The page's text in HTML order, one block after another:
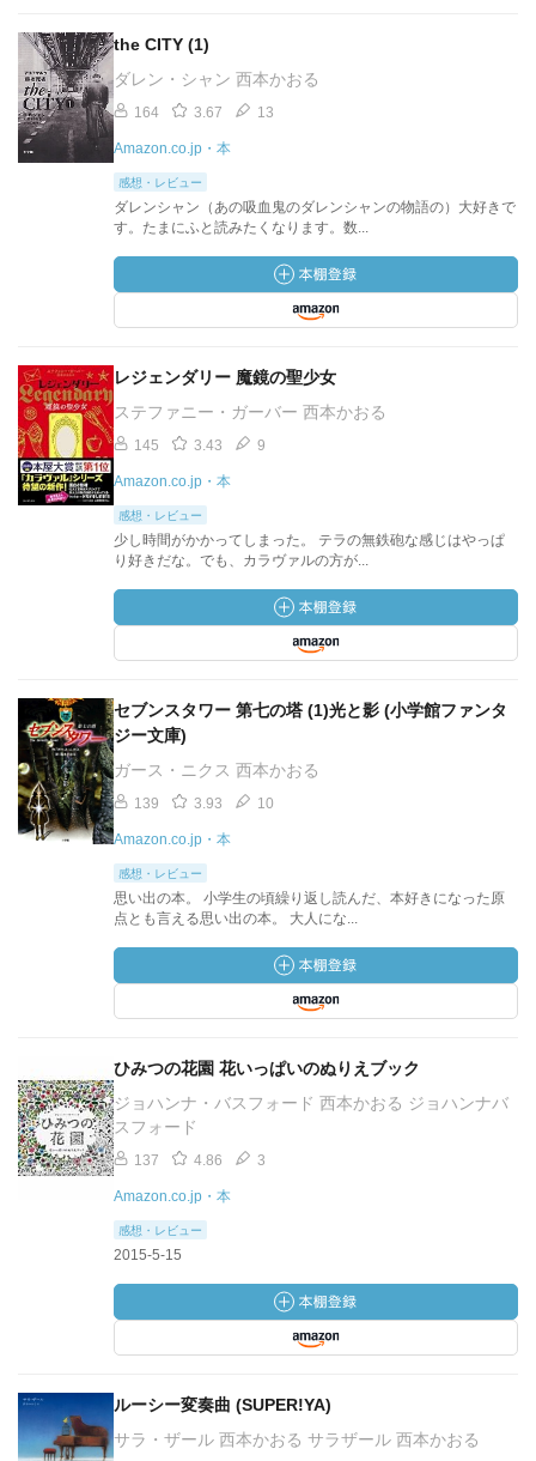
the CITY (1)
ダレン・シャン 西本かおる
164 3.67 13
Amazon.co.jp・本
感想・レビュー
ダレンシャン（あの吸血鬼のダレンシャンの物語の）大好きで
す。たまにふと読みたくなります。数...
レジェンダリー 魔鏡の聖少女
ステファニー・ガーバー 西本かおる
145 3.43 9
Amazon.co.jp・本
感想・レビュー
少し時間がかかってしまった。 テラの無鉄砲な感じはやっぱ
り好きだな。でも、カラヴァルの方が...
セブンスタワー 第七の塔 (1)光と影 (小学館ファンタ
ジー文庫)
ガース・ニクス 西本かおる
139 3.93 10
Amazon.co.jp・本
感想・レビュー
思い出の本。 小学生の頃繰り返し読んだ、本好きになった原
点とも言える思い出の本。 大人にな...
ひみつの花園 花いっぱいのぬりえブック
ジョハンナ・バスフォード 西本かおる ジョハンナバ
スフォード
137 4.86 3
Amazon.co.jp・本
感想・レビュー
2015-5-15
ルーシー変奏曲 (SUPER!YA)
サラ・ザール 西本かおる サラザール 西本かおる